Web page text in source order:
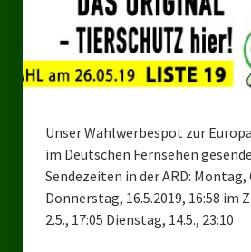
Unser Wahlwerbespot zur
im Deutschen Fernsehen
Sendezeiten in der ARD: Montag,
Donnerstag, 16.5.2019, 16:58 im
2.5., 17:05 Dienstag, 14.5., 23:10